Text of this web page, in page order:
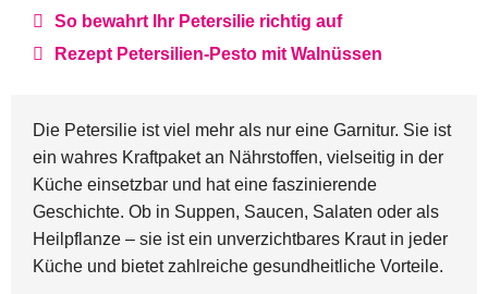
So bewahrt Ihr Petersilie richtig auf
Rezept Petersilien-Pesto mit Walnüssen
Die Petersilie ist viel mehr als nur eine Garnitur. Sie ist
ein wahres Kraftpaket an Nährstoffen, vielseitig in der
Küche einsetzbar und hat eine faszinierende
Geschichte. Ob in Suppen, Saucen, Salaten oder als
Heilpflanze – sie ist ein unverzichtbares Kraut in jeder
Küche und bietet zahlreiche gesundheitliche Vorteile.